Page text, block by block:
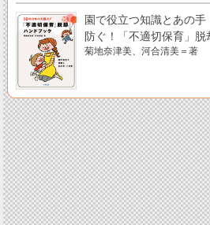
園で役立つ知識とあの
防ぐ！「不適切保育」脱
菊地奈津美、河合清美＝著